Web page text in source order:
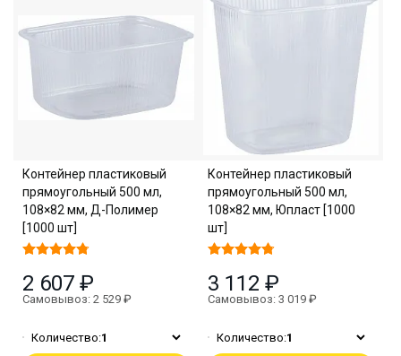
Контейнер пластиковый
прямоугольный 500 мл,
108×82 мм, Д-Полимер
[1000 шт]
2 607 ₽
Самовывоз: 2 529 ₽
Количество:1
Контейнер пластиковый
прямоугольный 500 мл,
108×82 мм, Юпласт [1000
шт]
3 112 ₽
Самовывоз: 3 019 ₽
Количество:1